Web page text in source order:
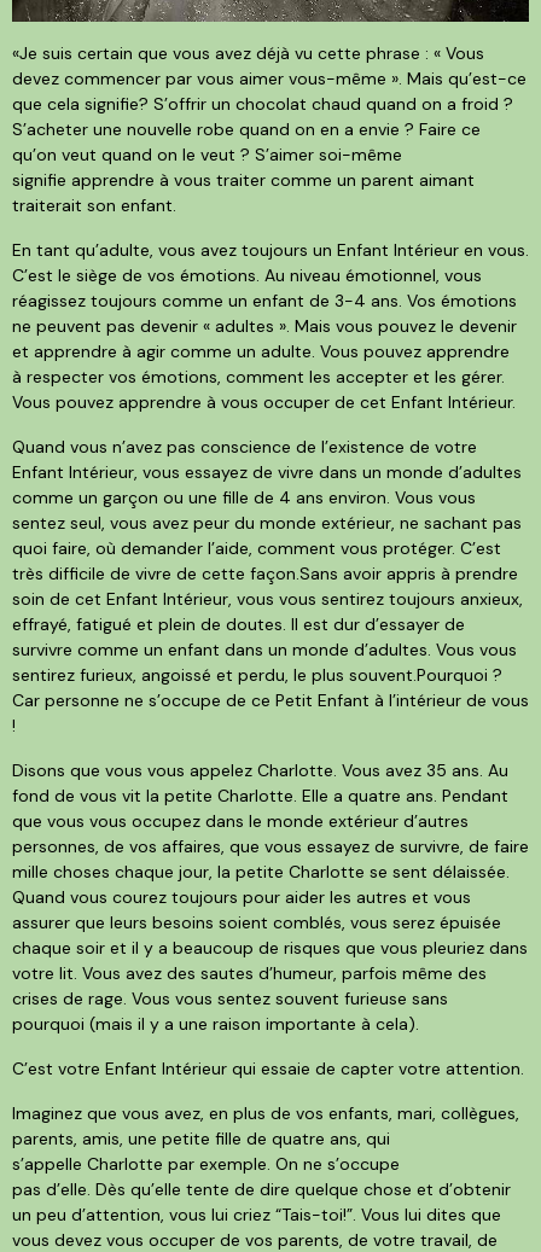
«Je suis certain que vous avez déjà vu cette phrase : « Vous
devez commencer par vous aimer vous-même ». Mais qu’est-ce
que cela signifie? S’offrir un chocolat chaud quand on a froid ?
S’acheter une nouvelle robe quand on en a envie ? Faire ce
qu’on veut quand on le veut ? S’aimer soi-même
signifie apprendre à vous traiter comme un parent aimant
traiterait son enfant.
En tant qu’adulte, vous avez toujours un Enfant Intérieur en vous.
C’est le siège de vos émotions. Au niveau émotionnel, vous
réagissez toujours comme un enfant de 3-4 ans. Vos émotions
ne peuvent pas devenir « adultes ». Mais vous pouvez le devenir
et apprendre à agir comme un adulte. Vous pouvez apprendre
à respecter vos émotions, comment les accepter et les gérer.
Vous pouvez apprendre à vous occuper de cet Enfant Intérieur.
Quand vous n’avez pas conscience de l’existence de votre
Enfant Intérieur, vous essayez de vivre dans un monde d’adultes
comme un garçon ou une fille de 4 ans environ. Vous vous
sentez seul, vous avez peur du monde extérieur, ne sachant pas
quoi faire, où demander l’aide, comment vous protéger. C’est
très difficile de vivre de cette façon.Sans avoir appris à prendre
soin de cet Enfant Intérieur, vous vous sentirez toujours anxieux,
effrayé, fatigué et plein de doutes. Il est dur d’essayer de
survivre comme un enfant dans un monde d’adultes. Vous vous
sentirez furieux, angoissé et perdu, le plus souvent.Pourquoi ?
Car personne ne s’occupe de ce Petit Enfant à l’intérieur de vous
!
Disons que vous vous appelez Charlotte. Vous avez 35 ans. Au
fond de vous vit la petite Charlotte. Elle a quatre ans. Pendant
que vous vous occupez dans le monde extérieur d’autres
personnes, de vos affaires, que vous essayez de survivre, de faire
mille choses chaque jour, la petite Charlotte se sent délaissée.
Quand vous courez toujours pour aider les autres et vous
assurer que leurs besoins soient comblés, vous serez épuisée
chaque soir et il y a beaucoup de risques que vous pleuriez dans
votre lit. Vous avez des sautes d’humeur, parfois même des
crises de rage. Vous vous sentez souvent furieuse sans
pourquoi (mais il y a une raison importante à cela).
C’est votre Enfant Intérieur qui essaie de capter votre attention.
Imaginez que vous avez, en plus de vos enfants, mari, collègues,
parents, amis, une petite fille de quatre ans, qui
s’appelle Charlotte par exemple. On ne s’occupe
pas d’elle. Dès qu’elle tente de dire quelque chose et d’obtenir
un peu d’attention, vous lui criez “Tais-toi!”. Vous lui dites que
vous devez vous occuper de vos parents, de votre travail, de